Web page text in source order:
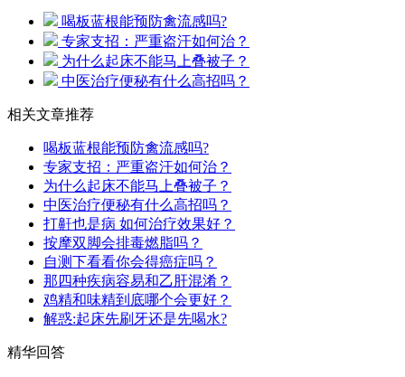
喝板蓝根能预防禽流感吗?
专家支招：严重盗汗如何治？
为什么起床不能马上叠被子？
中医治疗便秘有什么高招吗？
相关文章推荐
喝板蓝根能预防禽流感吗?
专家支招：严重盗汗如何治？
为什么起床不能马上叠被子？
中医治疗便秘有什么高招吗？
打鼾也是病 如何治疗效果好？
按摩双脚会排毒燃脂吗？
自测下看看你会得癌症吗？
那四种疾病容易和乙肝混淆？
鸡精和味精到底哪个会更好？
解惑:起床先刷牙还是先喝水?
精华回答